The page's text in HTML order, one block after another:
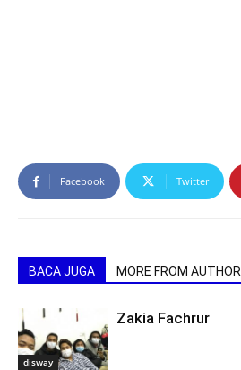
Facebook Twitter
BACA JUGA MORE FROM AUTHOR
disway
Zakia Fachrur